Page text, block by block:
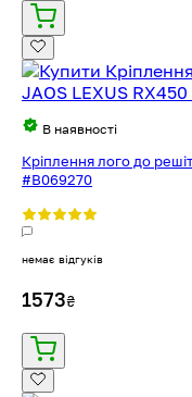
В наявності
Кріплення лого до
#B069270
немає відгуків
1573₴